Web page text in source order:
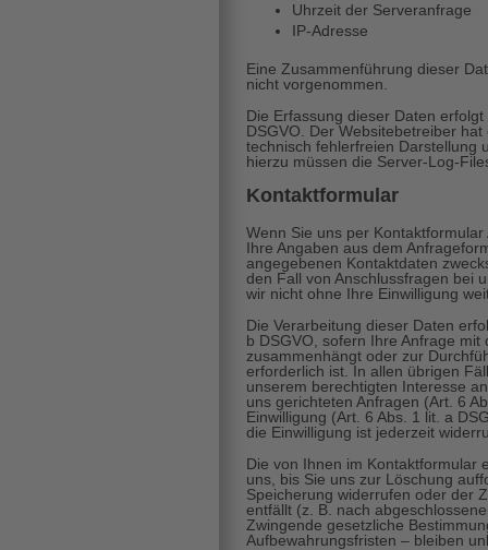
Uhrzeit der Serveranfrage
IP-Adresse
Eine Zusammenführung dieser
nicht vorgenommen.
Die Erfassung dieser Daten
DSGVO. Der Websitebetreiber
technisch fehlerfreien Darstellung
hierzu müssen die Server-Log-
Kontaktformular
Wenn Sie uns per
Ihre Angaben aus dem
angegebenen Kontaktdaten
den Fall von Anschlussfragen bei
wir nicht ohne Ihre Einwilligung
Die Verarbeitung dieser Daten
b DSGVO, sofern Ihre Anfrage
zusammenhängt oder zur
erforderlich ist. In allen übrigen
unserem berechtigten Interesse
uns gerichteten Anfragen (Art. 6
Einwilligung (Art. 6 Abs. 1 lit. a
die Einwilligung ist jederzeit
Die von Ihnen im Kontaktformular
uns, bis Sie uns zur Löschung
Speicherung widerrufen oder der
entfällt (z. B. nach
Zwingende gesetzliche
Aufbewahrungsfristen – bleiben